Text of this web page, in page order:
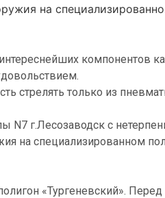
на
компонентов
стрелять только из
N7 г.Лесозаводск с
на специализированном
«Тургеневский». Перед